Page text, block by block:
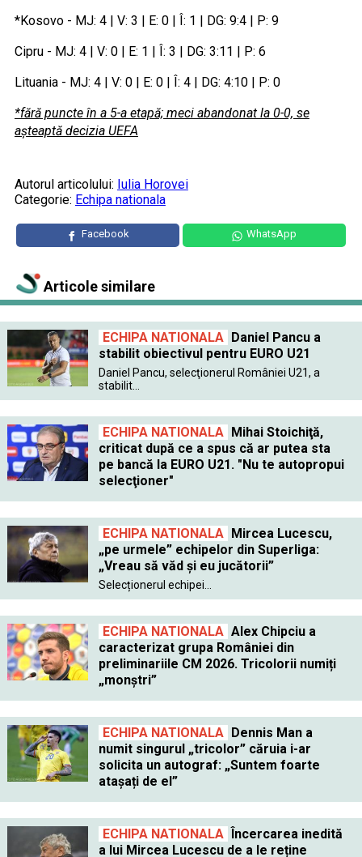
*Kosovo - MJ: 4 | V: 3 | E: 0 | Î: 1 | DG: 9:4 | P: 9
Cipru - MJ: 4 | V: 0 | E: 1 | Î: 3 | DG: 3:11 | P: 6
Lituania - MJ: 4 | V: 0 | E: 0 | Î: 4 | DG: 4:10 | P: 0
*fără puncte în a 5-a etapă; meci abandonat la 0-0, se
așteaptă decizia UEFA
Autorul articolului: Iulia Horovei
Categorie: Echipa nationala
Facebook WhatsApp
Articole similare
ECHIPA NATIONALA Daniel Pancu a
stabilit obiectivul pentru EURO U21
Daniel Pancu, selecţionerul României U21, a
stabilit...
ECHIPA NATIONALA Mihai Stoichiţă,
criticat după ce a spus că ar putea sta
pe bancă la EURO U21. "Nu te autopropui
selecţioner"
ECHIPA NATIONALA Mircea Lucescu,
„pe urmele” echipelor din Superliga:
„Vreau să văd și eu jucătorii”
Selecționerul echipei...
ECHIPA NATIONALA Alex Chipciu a
caracterizat grupa României din
preliminariile CM 2026. Tricolorii numiți
„monștri”
ECHIPA NATIONALA Dennis Man a
numit singurul „tricolor” căruia i-ar
solicita un autograf: „Suntem foarte
atașați de el”
ECHIPA NATIONALA Încercarea inedită
a lui Mircea Lucescu de a le reține